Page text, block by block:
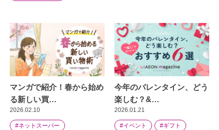
マンガで紹介！春から始め
る新しい買…
2026.02.10
#ネットスーパー
今年のバレンタイン、どう
楽しむ？&…
2026.01.21
#イベント #ギフト